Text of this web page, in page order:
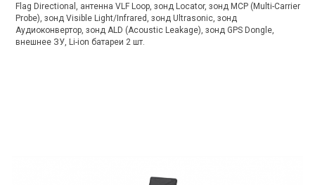
Flag Directional, антенна VLF Loop, зонд Locator, зонд MCP (Multi-Carrier
Probe), зонд Visible Light/Infrared, зонд Ultrasonic, зонд
Аудиоконвертор, зонд ALD (Acoustic Leakage), зонд GPS Dongle,
внешнее ЗУ, Li-ion батареи 2 шт.